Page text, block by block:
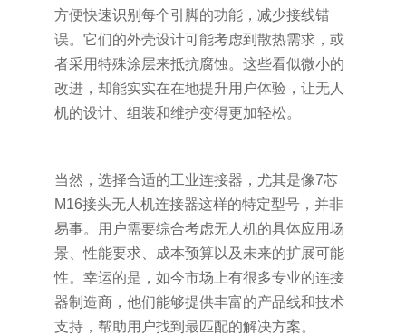
方便快速识别每个引脚的功能，减少接线错
误。它们的外壳设计可能考虑到散热需求，或
者采用特殊涂层来抵抗腐蚀。这些看似微小的
改进，却能实实在在地提升用户体验，让无人
机的设计、组装和维护变得更加轻松。
当然，选择合适的工业连接器，尤其是像7芯
M16接头无人机连接器这样的特定型号，并非
易事。用户需要综合考虑无人机的具体应用场
景、性能要求、成本预算以及未来的扩展可能
性。幸运的是，如今市场上有很多专业的连接
器制造商，他们能够提供丰富的产品线和技术
支持，帮助用户找到最匹配的解决方案。